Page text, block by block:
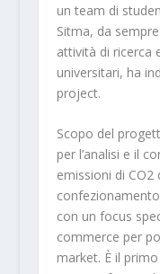
un team di
Sitma, da
attività di ricerca
universitari, ha
project.
Scopo del
per l’analisi e il
emissioni di CO2
con un focus
commerce per
market. È il